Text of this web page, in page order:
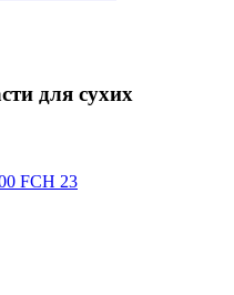
для сухих